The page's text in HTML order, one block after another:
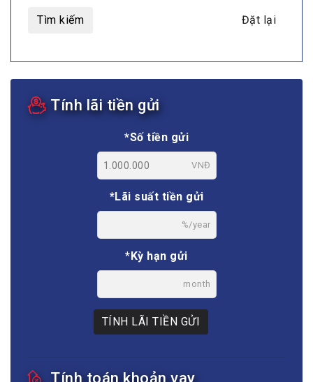
Tìm kiếm Đặt lại
Tính lãi tiền gửi
*Số tiền gửi
VNĐ
*Lãi suất tiền gửi
%/year
*Kỳ hạn gửi
month
TÍNH LÃI TIỀN GỬI
Tính toán khoản vay